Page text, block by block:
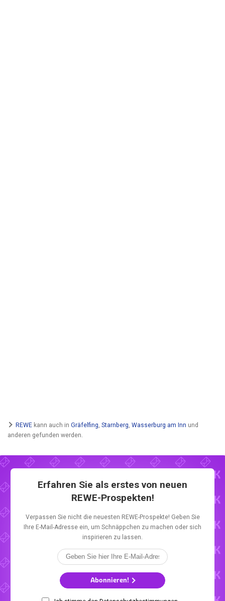
REWE kann auch in Gräfelfing Starnberg Wasserburg am Inn und
anderen gefunden werden.
Erfahren Sie als erstes von neuen
REWE-Prospekten!
Verpassen Sie nicht die neuesten REWE-Prospekte! Geben Sie
Ihre E-Mail-Adresse ein, um Schnäppchen zu machen oder sich
inspirieren zu lassen.
Abonnieren!